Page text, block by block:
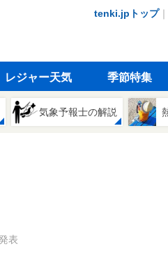
tenki.jpトップ｜
レジャー天気 季節特集
気象予報士の解説
表